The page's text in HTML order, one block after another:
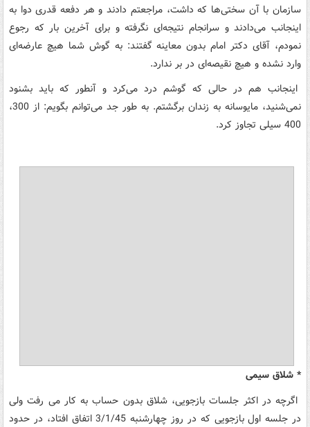
سازمان با آن سختی‌ها که داشت، مراجعتم دادند و هر دفعه قدری دوا به
اینجانب می‌دادند و سرانجام نتیجه‌ای نگرفته و برای آخرین بار که رجوع
نمودم، آقای دکتر امام بدون معاینه گفتند:‌ به گوش شما هیچ عارضه‌ای
وارد نشده و هیچ نقیصه‌ای در بر ندارد.
اینجانب هم در حالی که گوشم درد می‌کرد و آنطور که باید بشنود
نمی‌شنید، مایوسانه به زندان برگشتم. به طور جد می‌توانم بگویم: از 300،
400 سیلی تجاوز کرد.
* شلاق سیمی
اگرچه در اکثر جلسات بازجویی، شلاق بدون حساب به کار می رفت ولی
در جلسه اول بازجویی که در روز چهارشنبه 3/1/45 اتفاق افتاد، در حدود